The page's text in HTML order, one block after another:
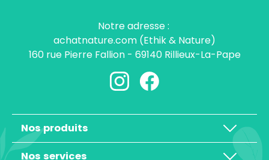
Notre adresse :
achatnature.com (Ethik & Nature)
160 rue Pierre Fallion - 69140 Rillieux-La-Pape
Nos produits
Nos services